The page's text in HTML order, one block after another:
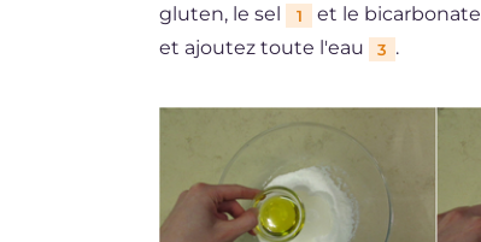
gluten, le sel
1 et le bicarbonate
et ajoutez toute l'eau
3 .